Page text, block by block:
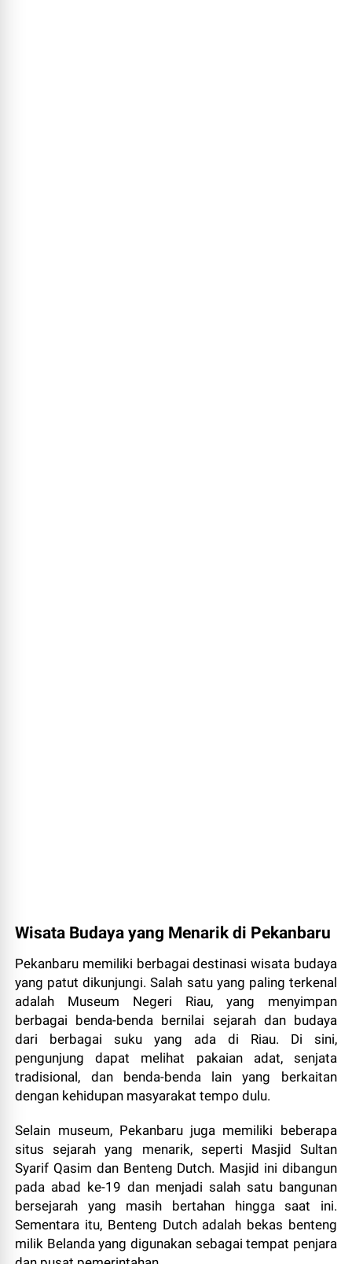
Wisata Budaya yang Menarik di Pekanbaru
Pekanbaru memiliki berbagai destinasi wisata budaya
yang patut dikunjungi. Salah satu yang paling terkenal
adalah Museum Negeri Riau, yang menyimpan
berbagai benda-benda bernilai sejarah dan budaya
dari berbagai suku yang ada di Riau. Di sini,
pengunjung dapat melihat pakaian adat, senjata
tradisional, dan benda-benda lain yang berkaitan
dengan kehidupan masyarakat tempo dulu.
Selain museum, Pekanbaru juga memiliki beberapa
situs sejarah yang menarik, seperti Masjid Sultan
Syarif Qasim dan Benteng Dutch. Masjid ini dibangun
pada abad ke-19 dan menjadi salah satu bangunan
bersejarah yang masih bertahan hingga saat ini.
Sementara itu, Benteng Dutch adalah bekas benteng
milik Belanda yang digunakan sebagai tempat penjara